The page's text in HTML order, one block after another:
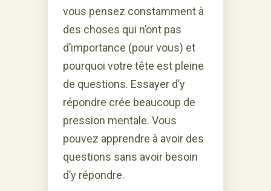
vous pensez constamment à
des choses qui n’ont pas
d’importance (pour vous) et
pourquoi votre tête est pleine
de questions. Essayer d’y
répondre crée beaucoup de
pression mentale. Vous
pouvez apprendre à avoir des
questions sans avoir besoin
d’y répondre.